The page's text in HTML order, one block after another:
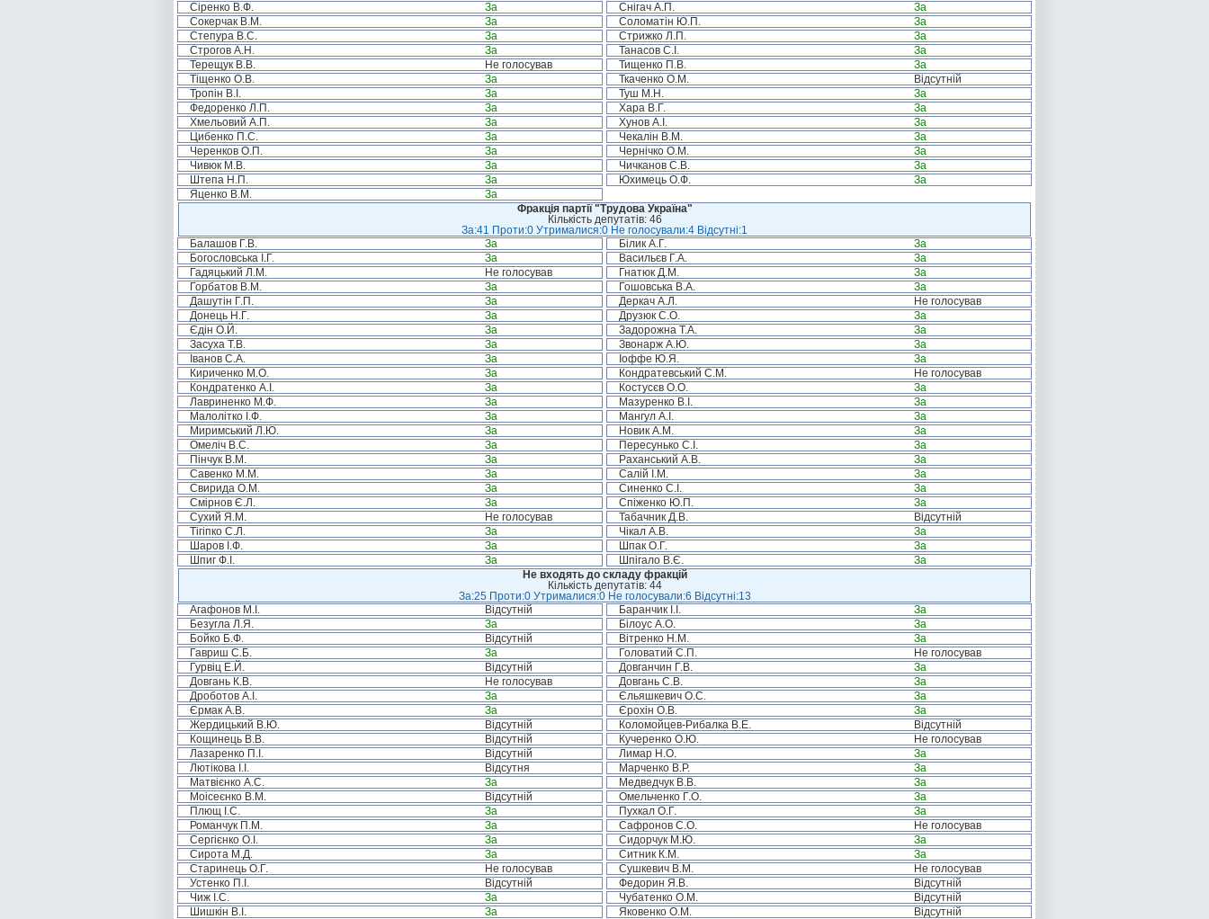
Сіренко В.Ф.
За Снігач А.П.
За
Сокерчак В.М.
За Соломатін Ю.П.
За
Степура В.С.
За Стрижко Л.П.
За
Строгов А.Н.
За Танасов С.І.
За
Терещук В.В.
Не голосував Тищенко П.В.
За
Тіщенко О.В.
За Ткаченко О.М.
Відсутній
Тропін В.І.
За Туш М.Н.
За
Федоренко Л.П.
За Хара В.Г.
За
Хмельовий А.П.
За Хунов А.І.
За
Цибенко П.С.
За Чекалін В.М.
За
Черенков О.П.
За Чернічко О.М.
За
Чивюк М.В.
За Чичканов С.В.
За
Штепа Н.П.
За Юхимець О.Ф.
За
Яценко В.М.
За
Фракція партії "Трудова Україна"
Кількість депутатів: 46
За:41 Проти:0 Утрималися:0 Не голосували:4 Відсутні:1
Балашов Г.В.
За Білик А.Г.
За
Богословська І.Г.
За Васильєв Г.А.
За
Гадяцький Л.М.
Не голосував Гнатюк Д.М.
За
Горбатов В.М.
За Гошовська В.А.
За
Дашутін Г.П.
За Деркач А.Л.
Не голосував
Донець Н.Г.
За Друзюк С.О.
За
Єдін О.Й.
За Задорожна Т.А.
За
Засуха Т.В.
За Звонарж А.Ю.
За
Іванов С.А.
За Іоффе Ю.Я.
За
Кириченко М.О.
За Кондратевський С.М.
Не голосував
Кондратенко А.І.
За Костусєв О.О.
За
Лавриненко М.Ф.
За Мазуренко В.І.
За
Малолітко І.Ф.
За Мангул А.І.
За
Миримський Л.Ю.
За Новик А.М.
За
Омеліч В.С.
За Пересунько С.І.
За
Пінчук В.М.
За Раханський А.В.
За
Савенко М.М.
За Салій І.М.
За
Свирида О.М.
За Синенко С.І.
За
Смірнов Є.Л.
За Спіженко Ю.П.
За
Сухий Я.М.
Не голосував Табачник Д.В.
Відсутній
Тігіпко С.Л.
За Чікал А.В.
За
Шаров І.Ф.
За Шпак О.Г.
За
Шпиг Ф.І.
За Шпігало В.Є.
За
Не входять до складу фракцій
Кількість депутатів: 44
За:25 Проти:0 Утрималися:0 Не голосували:6 Відсутні:13
Агафонов М.І.
Відсутній Баранчик І.І.
За
Безугла Л.Я.
За Білоус А.О.
За
Бойко Б.Ф.
Відсутній Вітренко Н.М.
За
Гавриш С.Б.
За Головатий С.П.
Не голосував
Гурвіц Е.Й.
Відсутній Довганчин Г.В.
За
Довгань К.В.
Не голосував Довгань С.В.
За
Дроботов А.І.
За Єльяшкевич О.С.
За
Єрмак А.В.
За Єрохін О.В.
За
Жердицький В.Ю.
Відсутній Коломойцев-Рибалка В.Е.
Відсутній
Кощинець В.В.
Відсутній Кучеренко О.Ю.
Не голосував
Лазаренко П.І.
Відсутній Лимар Н.О.
За
Лютікова І.І.
Відсутня Марченко В.Р.
За
Матвієнко А.С.
За Медведчук В.В.
За
Моісеєнко В.М.
Відсутній Омельченко Г.О.
За
Плющ І.С.
За Пухкал О.Г.
За
Романчук П.М.
За Сафронов С.О.
Не голосував
Сергієнко О.І.
За Сидорчук М.Ю.
За
Сирота М.Д.
За Ситник К.М.
За
Старинець О.Г.
Не голосував Сушкевич В.М.
Не голосував
Устенко П.І.
Відсутній Федорин Я.В.
Відсутній
Чиж І.С.
За Чубатенко О.М.
Відсутній
Шишкін В.І.
За Яковенко О.М.
Відсутній